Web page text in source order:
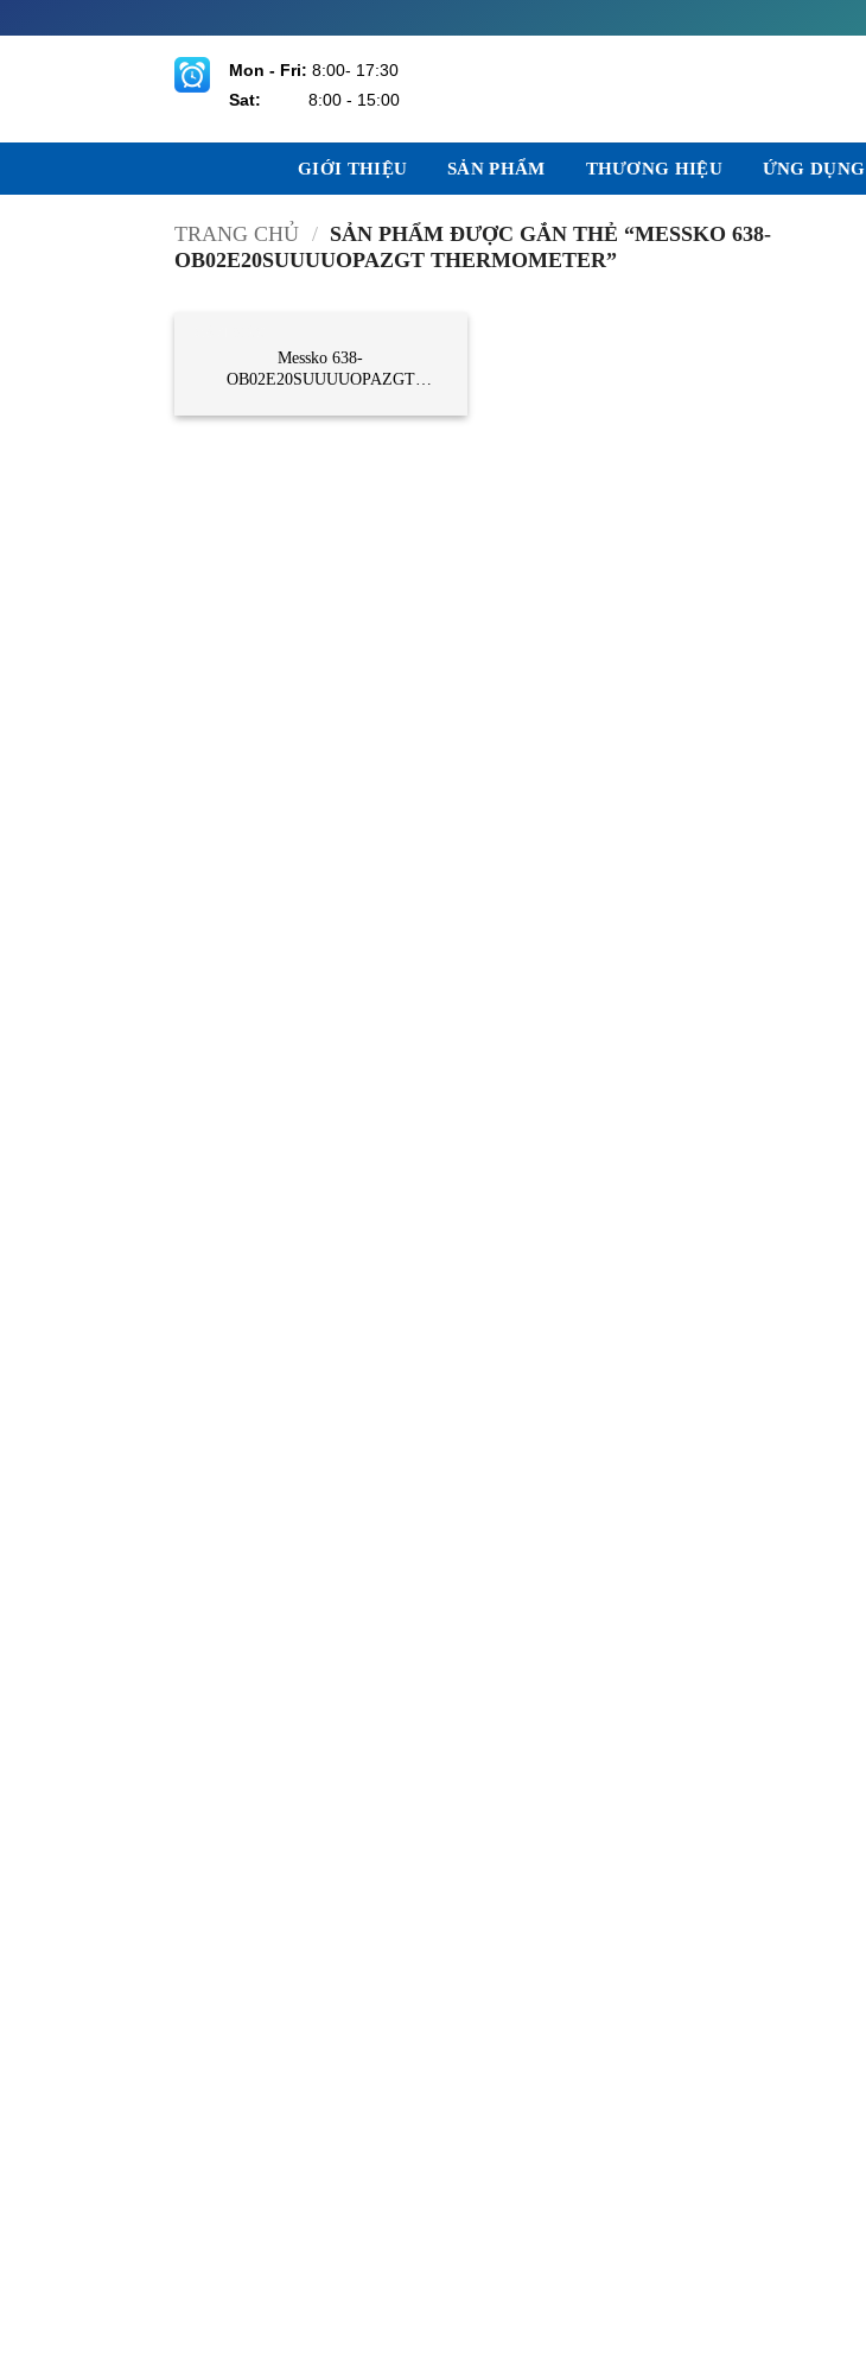
qua
Mon - Fri: 8:00- 17:30
Sat:
8:00 - 15:00
GIỚI THIỆU SẢN PHẨM THƯƠNG HIỆU ỨNG DỤNG
TRANG CHỦ / SẢN PHẨM ĐƯỢC GẮN THẺ “MESSKO 638-
OB02E20SUUUUOPAZGT THERMOMETER”
Messko 638-
OB02E20SUUUUOPAZGT